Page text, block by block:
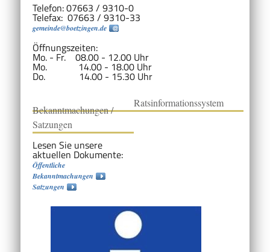
Telefon: 07663 / 9310-0
Telefax: 07663 / 9310-33
gemeinde@boetzingen.de
Öffnungszeiten:
Mo. - Fr. 08.00 - 12.00 Uhr
Mo. 14.00 - 18.00 Uhr
Do. 14.00 - 15.30 Uhr
Bekanntmachungen /
Satzungen
Lesen Sie unsere
aktuellen Dokumente:
Öffentliche
Bekanntmachungen
Satzungen
Ratsinformationssystem